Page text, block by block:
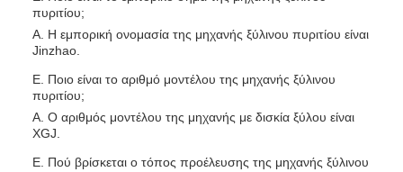
πυριτίου;
Α. Η εμπορική ονομασία της μηχανής ξύλινου πυριτίου είναι
Jinzhao.
Ε. Ποιο είναι το αριθμό μοντέλου της μηχανής ξύλινου
πυριτίου;
Α. Ο αριθμός μοντέλου της μηχανής με δισκία ξύλου είναι
XGJ.
Ε. Πού βρίσκεται ο τόπος προέλευσης της μηχανής ξύλινου